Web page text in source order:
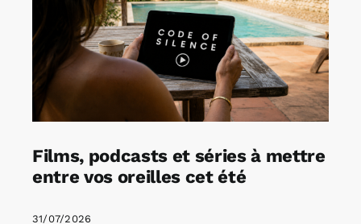
Films, podcasts et séries à mettre
entre vos oreilles cet été
31/07/2026